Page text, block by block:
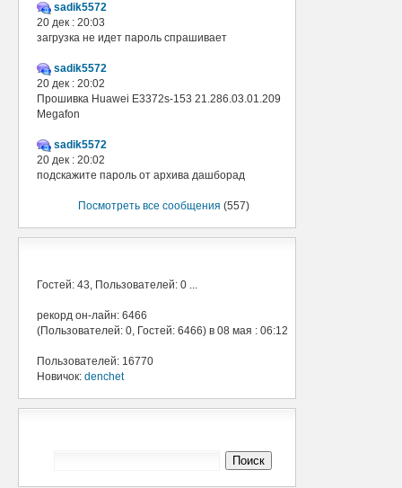
sadik5572
20 дек : 20:03
загрузка не идет пароль спрашивает
sadik5572
20 дек : 20:02
Прошивка Huawei E3372s-153 21.286.03.01.209
Megafon
sadik5572
20 дек : 20:02
подскажите пароль от архива дашборад
Посмотреть все сообщения (557)
Гостей: 43, Пользователей: 0 ...
рекорд он-лайн: 6466
(Пользователей: 0, Гостей: 6466) в 08 мая : 06:12
Пользователей: 16770
Новичок: denchet